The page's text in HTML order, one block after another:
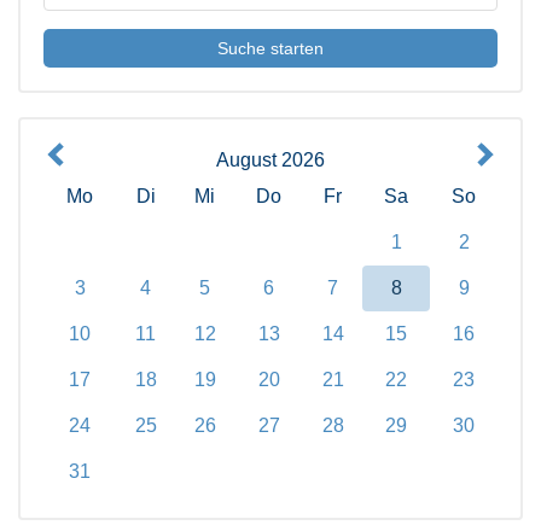
August 2026
Mo
Di Mi Do Fr Sa So
1 2
3 4 5 6 7 8 9
10 11 12 13 14 15 16
17 18 19 20 21 22 23
24 25 26 27 28 29 30
31